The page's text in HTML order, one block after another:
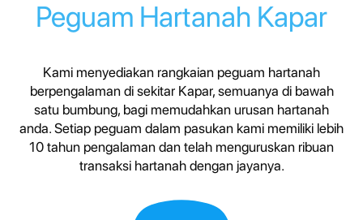
Peguam Hartanah Kapar
Kami menyediakan rangkaian peguam hartanah
berpengalaman di sekitar Kapar, semuanya di bawah
satu bumbung, bagi memudahkan urusan hartanah
anda. Setiap peguam dalam pasukan kami memiliki lebih
10 tahun pengalaman dan telah menguruskan ribuan
transaksi hartanah dengan jayanya.